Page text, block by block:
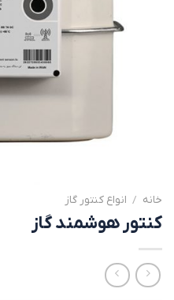
خانه / انواع کنتور گاز
کنتور هوشمند گاز